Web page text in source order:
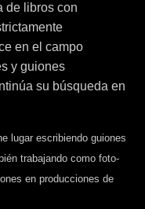
de libros con
en el campo
y guiones
su búsqueda en
lugar escribiendo guiones
trabajando como foto-
en producciones de